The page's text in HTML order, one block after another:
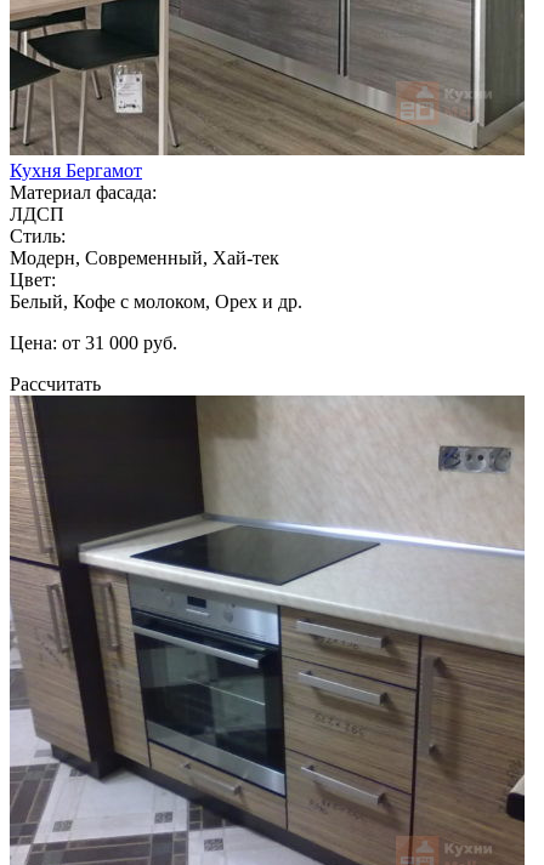
Кухня Бергамот
Материал фасада:
ЛДСП
Стиль:
Модерн, Современный, Хай-тек
Цвет:
Белый, Кофе с молоком, Орех и др.
Цена: от 31 000 руб.
Рассчитать